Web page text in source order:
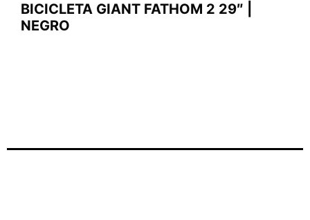
BICICLETA GIANT FATHOM 2 29″ |
NEGRO